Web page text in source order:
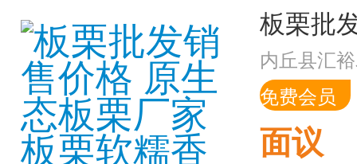
内丘县汇
免费会员
面议